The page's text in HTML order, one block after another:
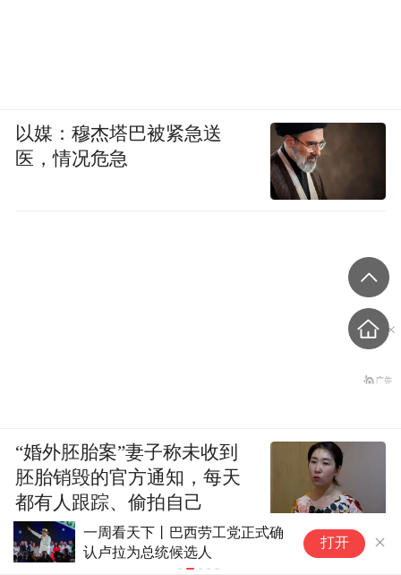
一周看天下丨巴西劳工党正式确
认卢拉为总统候选人
打开
以媒：穆杰塔巴被紧急送
医，情况危急
“婚外胚胎案”妻子称未收到
胚胎销毁的官方通知，每天
都有人跟踪、偷拍自己
潮新闻